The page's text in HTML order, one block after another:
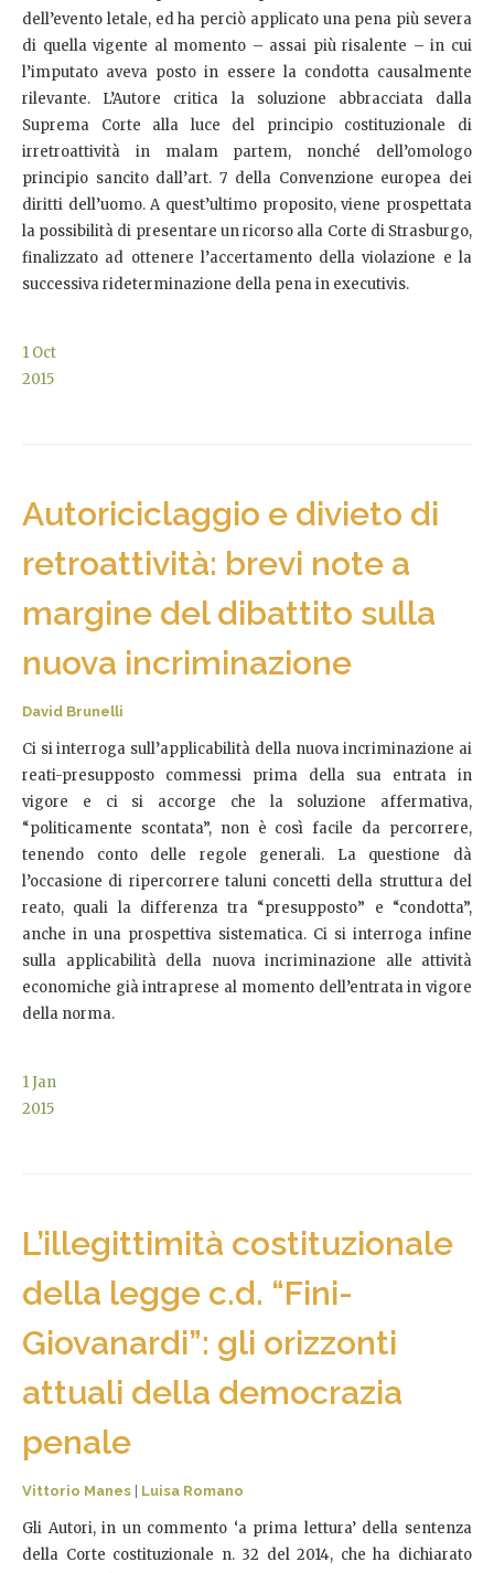
dell’evento letale, ed ha perciò applicato una pena più severa
di quella vigente al momento – assai più risalente – in cui
l’imputato aveva posto in essere la condotta causalmente
rilevante. L’Autore critica la soluzione abbracciata dalla
Suprema Corte alla luce del principio costituzionale di
irretroattività in malam partem, nonché dell’omologo
principio sancito dall’art. 7 della Convenzione europea dei
diritti dell’uomo. A quest’ultimo proposito, viene prospettata
la possibilità di presentare un ricorso alla Corte di Strasburgo,
finalizzato ad ottenere l’accertamento della violazione e la
successiva rideterminazione della pena in executivis.
1 Oct
2015
Autoriciclaggio e divieto di
retroattività: brevi note a
margine del dibattito sulla
nuova incriminazione
David Brunelli
Ci si interroga sull’applicabilità della nuova incriminazione ai
reati-presupposto commessi prima della sua entrata in
vigore e ci si accorge che la soluzione affermativa,
“politicamente scontata”, non è così facile da percorrere,
tenendo conto delle regole generali. La questione dà
l’occasione di ripercorrere taluni concetti della struttura del
reato, quali la differenza tra “presupposto” e “condotta”,
anche in una prospettiva sistematica. Ci si interroga infine
sulla applicabilità della nuova incriminazione alle attività
economiche già intraprese al momento dell’entrata in vigore
della norma.
1Jan
2015
L’illegittimità costituzionale
della legge c.d. “Fini-
Giovanardi”: gli orizzonti
attuali della democrazia
penale
Vittorio Manes Luisa Romano
Gli Autori, in un commento ‘a prima lettura’ della sentenza
della Corte costituzionale n. 32 del 2014, che ha dichiarato